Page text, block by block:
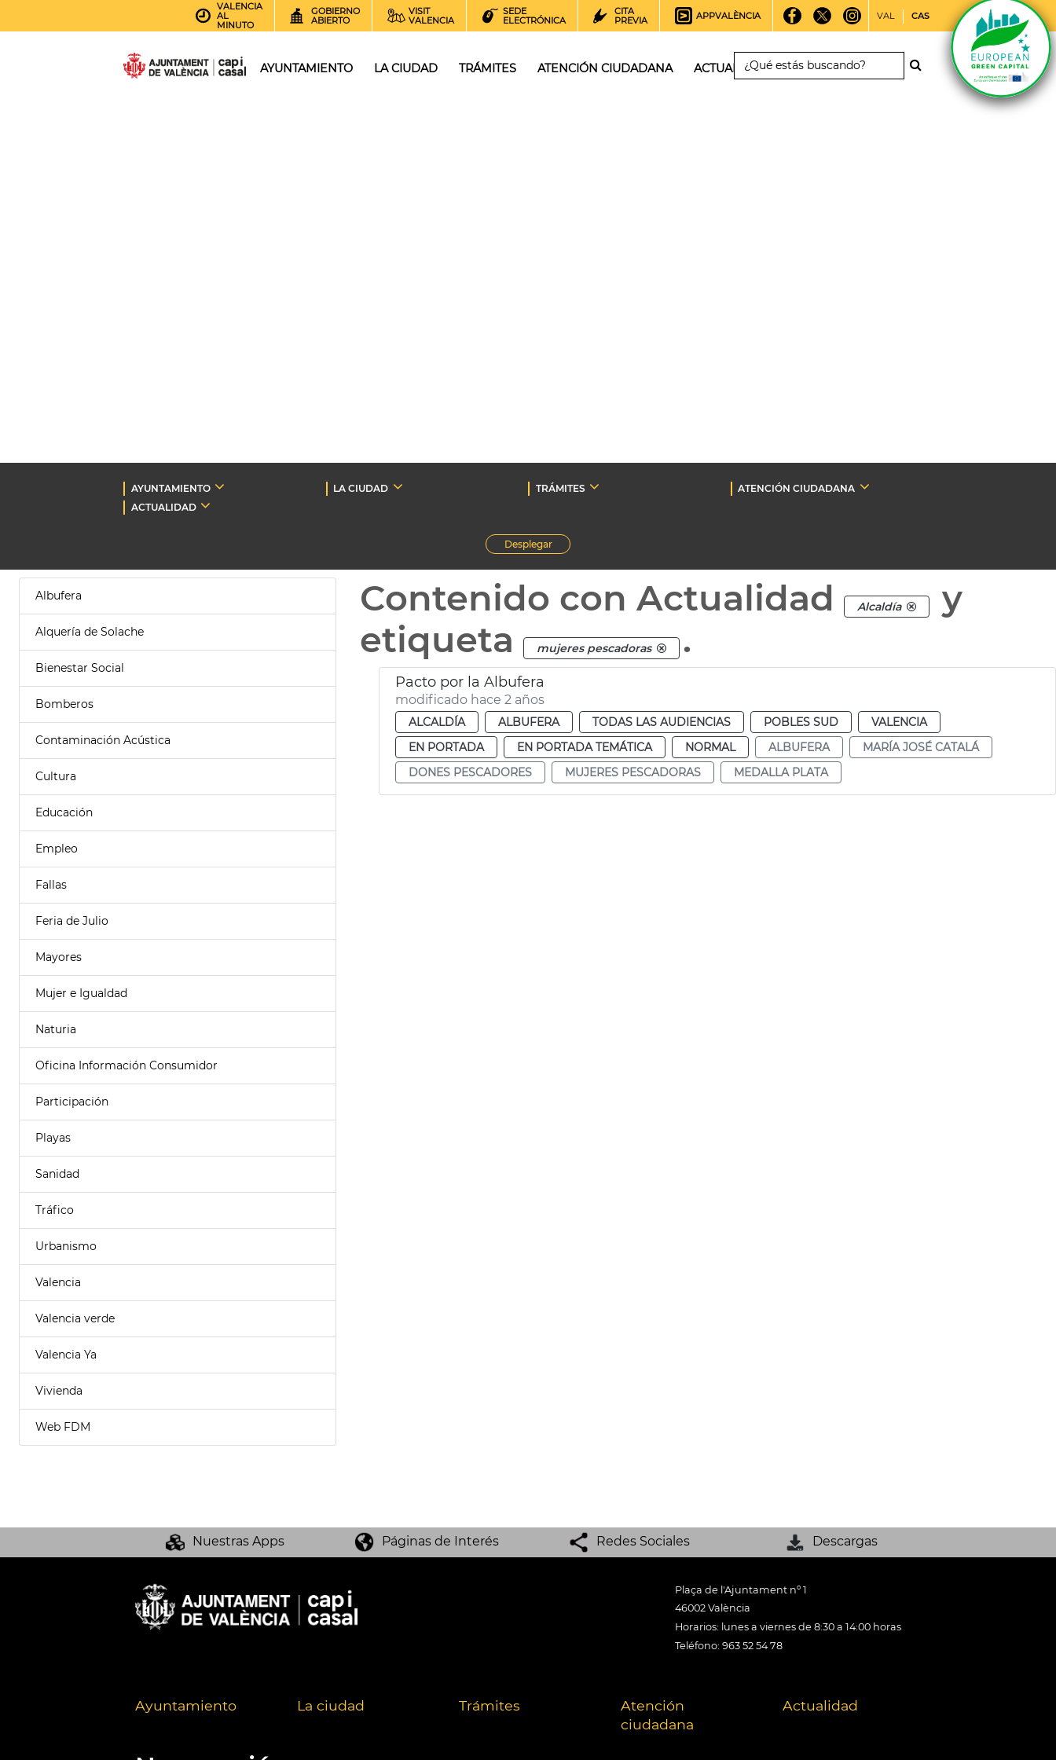
VALENCIA
AL
MINUTO
GOBIERNO
ABIERTO
VISIT
VALENCIA
SEDE
ELECTRÓNICA
CITA
PREVIA
APPVALÈNCIA VAL CAS
AYUNTAMIENTO LA CIUDAD TRÁMITES ATENCIÓN CIUDADANA ACTUALIDAD
AYUNTAMIENTO LA CIUDAD TRÁMITES
ATENCIÓN CIUDADANA
ACTUALIDAD
Desplegar
Albufera
Alquería de Solache
Bienestar Social
Bomberos
Contaminación Acústica
Cultura
Educación
Empleo
Fallas
Feria de Julio
Mayores
Mujer e Igualdad
Naturia
Oficina Información Consumidor
Participación
Playas
Sanidad
Tráfico
Urbanismo
Valencia
Valencia verde
Valencia Ya
Vivienda
Web FDM
Contenido con Actualidad Alcaldía
y
etiqueta
mujeres pescadoras .
Pacto por la Albufera
modificado hace 2 años
ALCALDÍA ALBUFERA TODAS LAS AUDIENCIAS POBLES SUD
VALENCIA
EN PORTADA
EN PORTADA TEMÁTICA NORMAL ALBUFERA
MARÍA JOSÉ CATALÁ
DONES PESCADORES
MUJERES PESCADORAS MEDALLA PLATA
Nuestras Apps Páginas de Interés Redes Sociales Descargas
Plaça de l'Ajuntament nº 1
46002 València
Horarios: lunes a viernes de 8:30 a 14:00 horas
Teléfono: 963 52 54 78
Ayuntamiento La ciudad Trámites
Atención
ciudadana
Actualidad